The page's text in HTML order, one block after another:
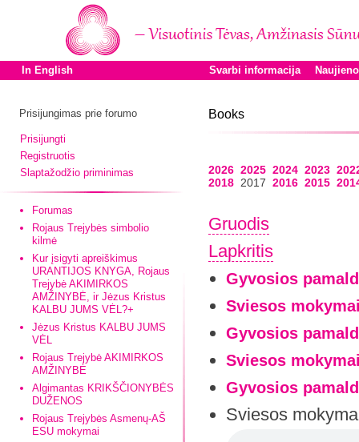
In English Svarbi informacija
Prisijungimas prie forumo
Prisijungti
Registruotis
Slaptažodžio priminimas
Forumas
Rojaus Trejybės simbolio
kilmė
Kur įsigyti apreiškimus
URANTIJOS KNYGA, Rojaus
Trejybė AKIMIRKOS
AMŽINYBĖ, ir Jėzus Kristus
KALBU JUMS VĖL?+
Jėzus Kristus KALBU JUMS
VĖL
Rojaus Trejybė AKIMIRKOS
AMŽINYBĖ
Algimantas KRIKŠČIONYBĖS
DUŽENOS
Rojaus Trejybės Asmenų-AŠ
ESU mokymai
Books
2026 2025 2024 2023
2018 2017 2016 2015
Gruodis
Lapkritis
Gyvosios
Sviesos
Gyvosios
Sviesos
Gyvosios
Sviesos